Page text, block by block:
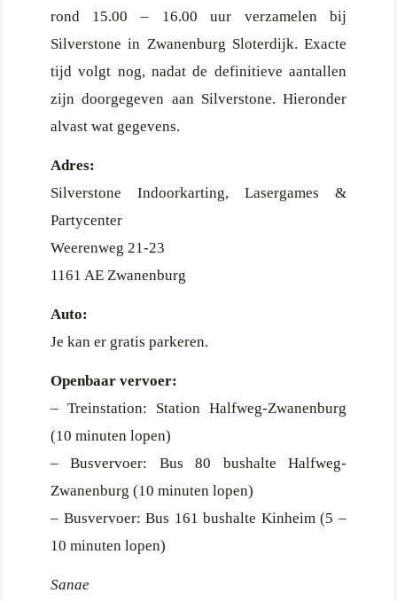
rond 15.00 – 16.00 uur verzamelen bij
Silverstone in Zwanenburg Sloterdijk. Exacte
tijd volgt nog, nadat de definitieve aantallen
zijn doorgegeven aan Silverstone. Hieronder
alvast wat gegevens.
Adres:
Silverstone Indoorkarting, Lasergames &
Partycenter
Weerenweg 21-23
1161 AE Zwanenburg
Auto:
Je kan er gratis parkeren.
Openbaar vervoer:
– Treinstation: Station Halfweg-Zwanenburg
(10 minuten lopen)
– Busvervoer: Bus 80 bushalte Halfweg-
Zwanenburg (10 minuten lopen)
– Busvervoer: Bus 161 bushalte Kinheim (5 –
10 minuten lopen)
Sanae